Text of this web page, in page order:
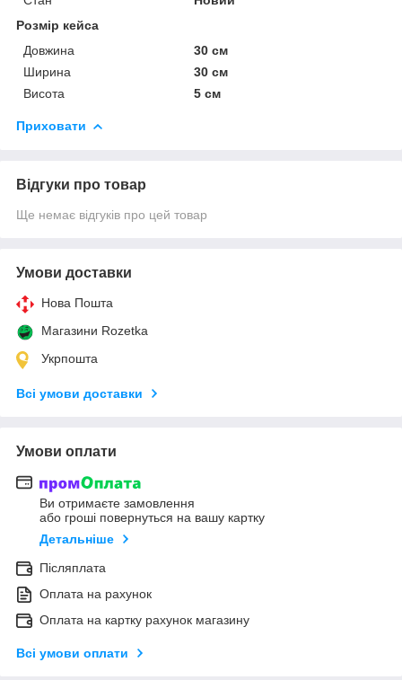
Розмір кейса
Довжина
30 см
Ширина
30 см
Висота
5 см
Приховати
Відгуки про товар
Ще немає відгуків про цей товар
Умови доставки
Нова Пошта
Магазини Rozetka
Укрпошта
Всі умови доставки
Умови оплати
Ви отримаєте замовлення
або гроші повернуться на вашу картку
Детальніше
Післяплата
Оплата на рахунок
Оплата на картку рахунок магазину
Всі умови оплати